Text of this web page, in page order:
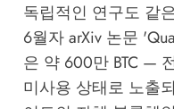
독립적인 연구도 같
6월자 arXiv 논문
은 약 600만 BTC —
미사용 상태로 노출